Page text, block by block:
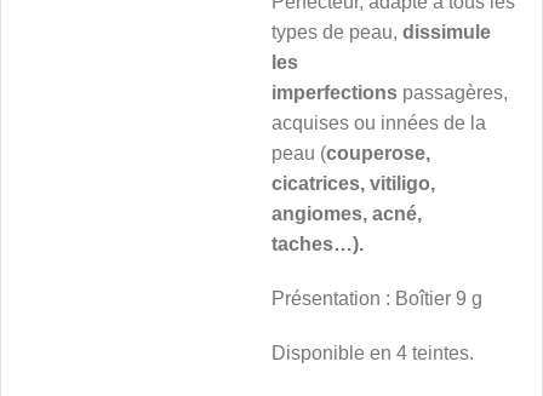
types de peau, dissimule
les
imperfections passagères,
acquises ou innées de la
peau (couperose,
cicatrices, vitiligo,
angiomes, acné,
taches…).
Présentation : Boîtier 9 g
Disponible en 4 teintes.